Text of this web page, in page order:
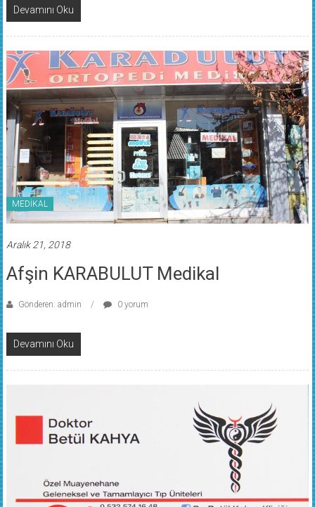
Devamını Oku
MEDİKAL
Aralık 21, 2018
Afşin KARABULUT Medikal
Gönderen: admin 0 yorum
Devamını Oku